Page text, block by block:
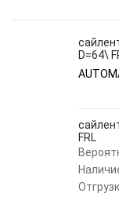
D=64\
FRL